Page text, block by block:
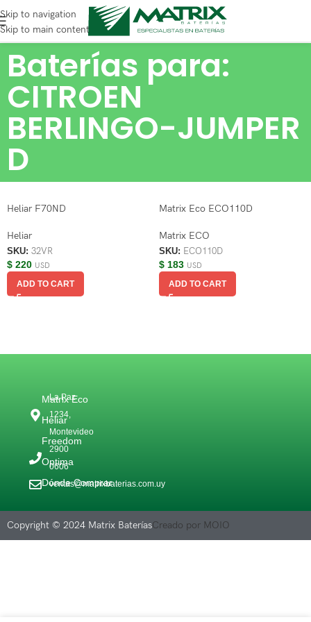
Skip to navigation
Skip to main content
Baterías para:
CITROEN
BERLINGO-JUMPER
D
Heliar F70ND
Heliar
SKU: 32VR
$ 220 USD
ADD TO CART
Matrix Eco ECO110D
Matrix ECO
SKU: ECO110D
$ 183 USD
ADD TO CART
La Paz
1234,
Montevideo
2900
0606
ventas@matrixbaterias.com.uy
Matrix Eco
Heliar
Freedom
Optima
Dónde Comprar
Copyright © 2024 Matrix BateríasCreado por MOIO